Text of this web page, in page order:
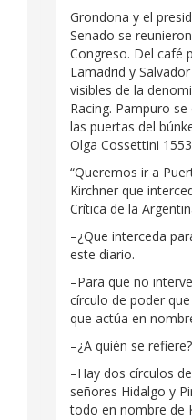
Grondona y el
Senado se
Congreso. Del café
Lamadrid y
visibles de la
Racing. Pampuro
las puertas del
Olga Cossettini
“Queremos ir a
Kirchner que
Crítica de la
–¿Que interceda
este diario.
–Para que no
círculo de poder
que actúa en
–¿A quién se refiere?
–Hay dos círculos
señores Hidalgo y
todo en nombre de